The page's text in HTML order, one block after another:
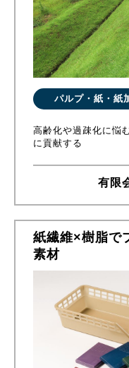
パルプ・紙・紙
高齢化や過疎化に悩
に貢献する
有限
紙繊維×樹脂で
素材